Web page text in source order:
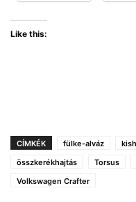
Like this:
CÍMKÉK fülke-alváz
összkerékhajtás
Torsus
Volkswagen Crafter